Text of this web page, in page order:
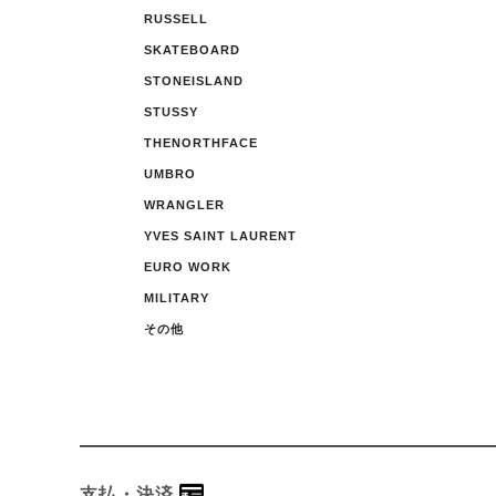
RUSSELL
SKATEBOARD
STONEISLAND
STUSSY
THENORTHFACE
UMBRO
WRANGLER
YVES SAINT LAURENT
EURO WORK
MILITARY
その他